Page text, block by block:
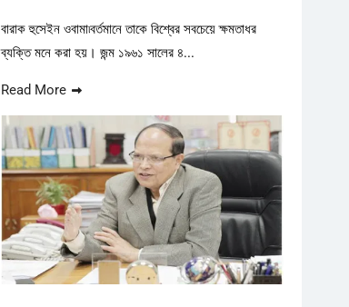
বারাক হুসেইন ওবামা৷বর্তমানে তাকে বিশ্বের সবচেয়ে ক্ষমতাধর
ব্যক্তি মনে করা হয়। জন্ম ১৯৬১ সালের ৪...
Read More